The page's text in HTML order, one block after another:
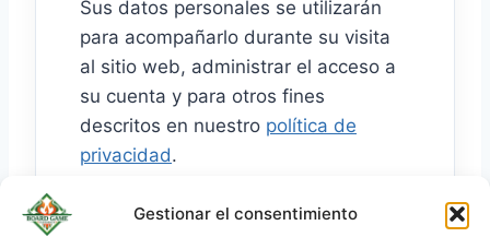
Gestionar el consentimiento
i
o
Sus datos personales se utilizarán
para acompañarlo durante su visita
al sitio web, administrar el acceso a
su cuenta y para otros fines
descritos en nuestro política de
privacidad.
Crear cuenta